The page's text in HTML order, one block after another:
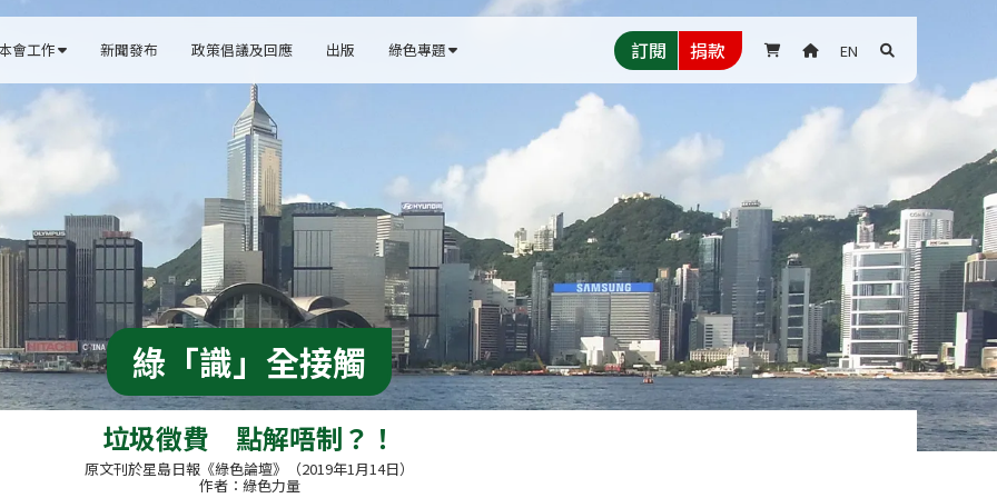
會工作  新聞發布 政策倡議及回應 出版 綠色專題  訂閱 捐款   EN 
綠「識」全接觸
垃圾徵費　點解唔制？！
原文刊於星島日報《綠色論壇》（2019年1月14日）
作者：綠色力量